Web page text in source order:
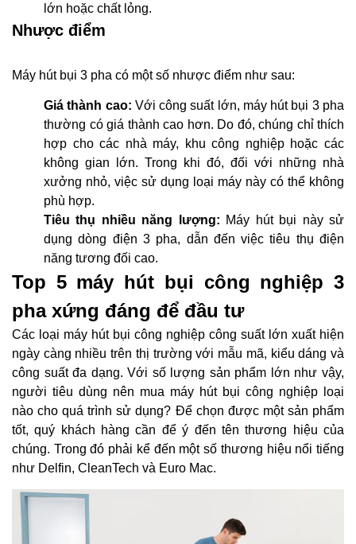
lớn hoặc chất lỏng.
Nhược điểm
Máy hút bụi 3 pha có một số nhược điểm như sau:
Giá thành cao: Với công suất lớn, máy hút bụi 3 pha
thường có giá thành cao hơn. Do đó, chúng chỉ thích
hợp cho các nhà máy, khu công nghiệp hoặc các
không gian lớn. Trong khi đó, đối với những nhà
xưởng nhỏ, việc sử dụng loại máy này có thể không
phù hợp.
Tiêu thụ nhiều năng lượng: Máy hút bụi này sử
dụng dòng điện 3 pha, dẫn đến việc tiêu thụ điện
năng tương đối cao.
Top 5 máy hút bụi công nghiệp 3
pha xứng đáng để đầu tư
Các loại máy hút bụi công nghiệp công suất lớn xuất hiện
ngày càng nhiều trên thị trường với mẫu mã, kiểu dáng và
công suất đa dạng. Với số lượng sản phẩm lớn như vậy,
người tiêu dùng nên mua máy hút bụi công nghiệp loại
nào cho quá trình sử dụng? Để chọn được một sản phẩm
tốt, quý khách hàng cần để ý đến tên thương hiệu của
chúng. Trong đó phải kể đến một số thương hiệu nổi tiếng
như Delfin, CleanTech và Euro Mac.